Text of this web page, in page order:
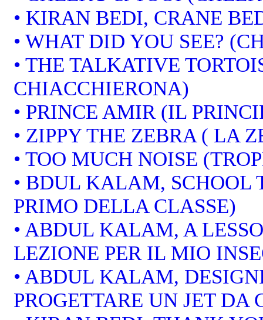
• KIRAN BEDI, CRANE
• WHAT DID YOU SEE?
• THE TALKATIVE
CHIACCHIERONA)
• PRINCE AMIR (IL
• ZIPPY THE ZEBRA ( LA
• TOO MUCH NOISE
• BDUL KALAM, SCHOOL
PRIMO DELLA CLASSE)
• ABDUL KALAM, A
LEZIONE PER IL MIO
• ABDUL KALAM,
PROGETTARE UN JET DA